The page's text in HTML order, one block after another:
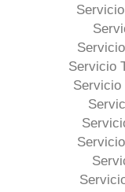
Servicio
Servicio